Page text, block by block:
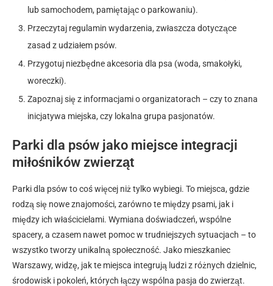
lub samochodem, pamiętając o parkowaniu).
Przeczytaj regulamin wydarzenia, zwłaszcza dotyczące
zasad z udziałem psów.
Przygotuj niezbędne akcesoria dla psa (woda, smakołyki,
woreczki).
Zapoznaj się z informacjami o organizatorach – czy to znana
inicjatywa miejska, czy lokalna grupa pasjonatów.
Parki dla psów jako miejsce integracji
miłośników zwierząt
Parki dla psów to coś więcej niż tylko wybiegi. To miejsca, gdzie
rodzą się nowe znajomości, zarówno te między psami, jak i
między ich właścicielami. Wymiana doświadczeń, wspólne
spacery, a czasem nawet pomoc w trudniejszych sytuacjach – to
wszystko tworzy unikalną społeczność. Jako mieszkaniec
Warszawy, widzę, jak te miejsca integrują ludzi z różnych dzielnic,
środowisk i pokoleń, których łączy wspólna pasja do zwierząt.